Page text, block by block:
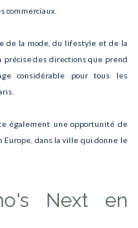
commerciaux.
de la mode, du lifestyle et de la
des directions que prend
considérable pour tous les
également une opportunité de
dans la ville qui donne le
Next en